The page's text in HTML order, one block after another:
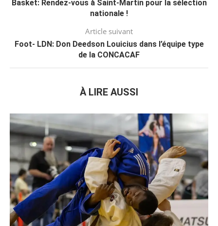
Basket: Rendez-vous à Saint-Martin pour la sélection
nationale !
Article suivant
Foot- LDN: Don Deedson Louicius dans l’équipe type
de la CONCACAF
À LIRE AUSSI